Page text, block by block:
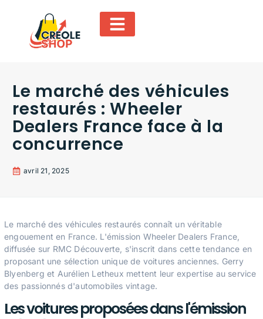
Le marché des véhicules
restaurés : Wheeler
Dealers France face à la
concurrence
avril 21, 2025
Le marché des véhicules restaurés connaît un véritable
engouement en France. L'émission Wheeler Dealers France,
diffusée sur RMC Découverte, s'inscrit dans cette tendance en
proposant une sélection unique de voitures anciennes. Gerry
Blyenberg et Aurélien Letheux mettent leur expertise au service
des passionnés d'automobiles vintage.
Les voitures proposées dans l'émission